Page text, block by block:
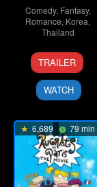
Comedy, Fantasy,
Romance, Korea,
Thailand
24
Nov
2016
Supat
Rangsipat
TRAILER
WATCH
6.689 79 min